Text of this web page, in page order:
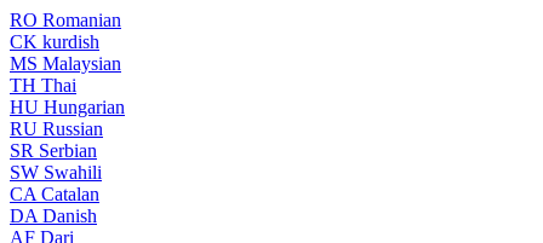
RO Romanian
CK kurdish
MS Malaysian
TH Thai
HU Hungarian
RU Russian
SR Serbian
SW Swahili
CA Catalan
DA Danish
AF Dari